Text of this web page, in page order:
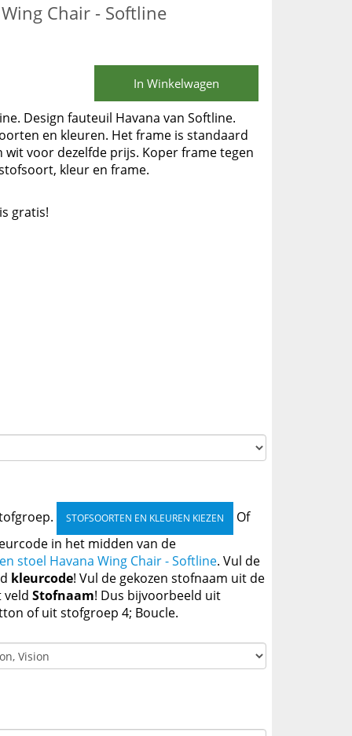
Chair - Softline
In Winkelwagen
Design fauteuil Havana van Softline.
en kleuren. Het frame is standaard
voor dezelfde prijs. Koper frame tegen
kleur en frame.
gratis!
STOFSOORTEN EN KLEUREN KIEZEN
Of
in het midden van de
stoel Havana Wing Chair - Softline. Vul de
kleurcode! Vul de gekozen stofnaam uit de
veldStofnaam! Dus bijvoorbeeld uit
of uit stofgroep 4; Boucle.